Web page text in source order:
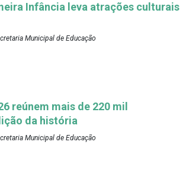
Infância leva atrações culturais
Municipal de Educação
reúnem mais de 220 mil
da história
Municipal de Educação